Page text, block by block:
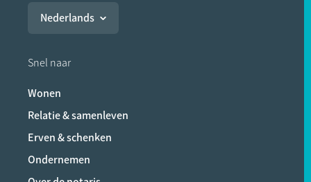
Nederlands
Snel naar
Wonen
Relatie & samenleven
Erven & schenken
Ondernemen